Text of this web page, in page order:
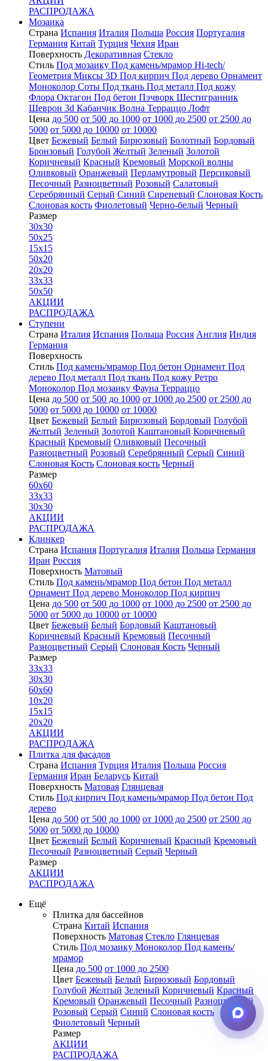
РАСПРОДАЖА
Мозаика
Страна Испания Италия Польша Россия Португалия
Германия Китай Турция Чехия Иран
Поверхность Декоративная Стекло
Стиль Под мозаику Под камень/мрамор Hi-tech/
Геометрия Миксы 3D Под кирпич Под дерево Орнамент
Моноколор Соты Под ткань Под металл Под кожу
Флора Октагон Под бетон Пэчворк Шестигранник
Шеврон 3d Кабанчик Волна Терраццо Лофт
Цена до 500 от 500 до 1000 от 1000 до 2500 от 2500 до
5000 от 5000 до 10000 от 10000
Цвет Бежевый Белый Бирюзовый Болотный Бордовый
Бронзовый Голубой Желтый Зеленый Золотой
Коричневый Красный Кремовый Морской волны
Оливковый Оранжевый Перламутровый Персиковый
Песочный Разноцветный Розовый Салатовый
Серебрянный Серый Синий Сиреневый Слоновая Кость
Слоновая кость Фиолетовый Черно-белый Черный
Размер
30x30
50x25
15x15
50x20
20x20
33x33
50x50
АКЦИИ
РАСПРОДАЖА
Ступени
Страна Италия Испания Польша Россия Англия Индия
Германия
Поверхность
Стиль Под камень/мрамор Под бетон Орнамент Под
дерево Под металл Под ткань Под кожу Ретро
Моноколор Под мозаику Фауна Терраццо
Цена до 500 от 500 до 1000 от 1000 до 2500 от 2500 до
5000 от 5000 до 10000 от 10000
Цвет Бежевый Белый Бирюзовый Бордовый Голубой
Желтый Зеленый Золотой Каштановый Коричневый
Красный Кремовый Оливковый Песочный
Разноцветный Розовый Серебрянный Серый Синий
Слоновая Кость Слоновая кость Черный
Размер
60x60
33x33
30x30
АКЦИИ
РАСПРОДАЖА
Клинкер
Страна Испания Португалия Италия Польша Германия
Иран Россия
Поверхность Матовый
Стиль Под камень/мрамор Под бетон Под металл
Орнамент Под дерево Моноколор Под кирпич
Цена до 500 от 500 до 1000 от 1000 до 2500 от 2500 до
5000 от 5000 до 10000 от 10000
Цвет Бежевый Белый Бордовый Каштановый
Коричневый Красный Кремовый Песочный
Разноцветный Серый Слоновая Кость Черный
Размер
33x33
30x30
60x60
10x20
15x15
20x20
АКЦИИ
РАСПРОДАЖА
Плитка для фасадов
Страна Испания Турция Италия Польша Россия
Германия Иран Беларусь Китай
Поверхность Матовая Глянцевая
Стиль Под кирпич Под камень/мрамор Под бетон Под
дерево
Цена до 500 от 500 до 1000 от 1000 до 2500 от 2500 до
5000 от 5000 до 10000
Цвет Бежевый Белый Коричневый Красный Кремовый
Песочный Разноцветный Серый Черный
Размер
АКЦИИ
РАСПРОДАЖА
Ещё
Плитка для бассейнов
Страна Китай Испания
Поверхность Матовая Стекло Глянцевая
Стиль Под мозаику Моноколор Под камень/
мрамор
Цена до 500 от 1000 до 2500
Цвет Бежевый Белый Бирюзовый Бордовый
Голубой Желтый Зеленый Коричневый Красный
Кремовый Оранжевый Песочный Разноцветный
Розовый Серый Синий Слоновая кость
Фиолетовый Черный
Размер
АКЦИИ
РАСПРОДАЖА